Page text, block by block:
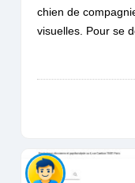
chien de
visuelles. Pour se